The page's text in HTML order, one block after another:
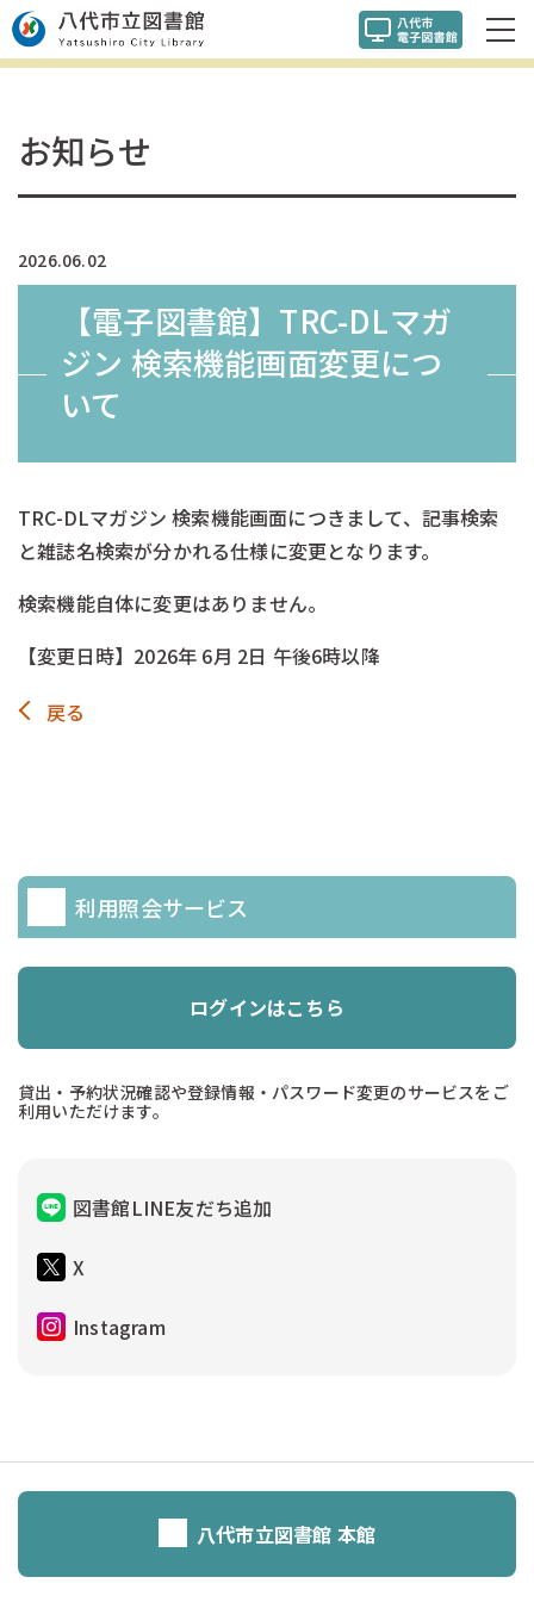
お知らせ
2026.06.02
【電子図書館】TRC-DLマガ
ジン 検索機能画面変更につ
いて
TRC-DLマガジン 検索機能画面につきまして、 記事検索
と雑誌名検索が分かれる仕様に変更となります。
検索機能自体に変更はありません。
【変更日時】2026年 6月 2日 午後6時以降
戻る
利用照会サービス
ログインはこちら
貸出・予約状況確認や登録情報・パスワード変更のサービスをご
利用いただけます。
図書館LINE友だち追加
X
Instagram
八代市立図書館 本館